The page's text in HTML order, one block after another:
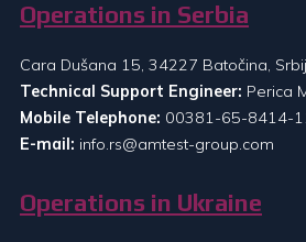
Operations in Serbia
Cara Dušana 15, 34227 Batočina,
Technical Support Engineer: Perica
Mobile Telephone: 00381-65-8414-
E-mail: info.rs@amtest-group.com
Operations in Ukraine